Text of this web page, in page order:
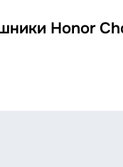
Honor